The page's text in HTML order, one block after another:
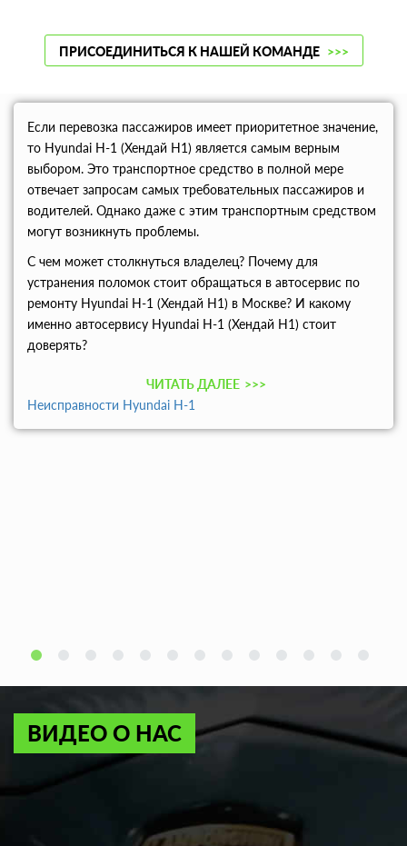
ПРИСОЕДИНИТЬСЯ К НАШЕЙ КОМАНДЕ >>>
Если перевозка пассажиров имеет приоритетное значение,
то Hyundai H-1 (Хендай Н1) является самым верным
выбором. Это транспортное средство в полной мере
отвечает запросам самых требовательных пассажиров и
водителей. Однако даже с этим транспортным средством
могут возникнуть проблемы.
С чем может столкнуться владелец? Почему для
устранения поломок стоит обращаться в автосервис по
ремонту Hyundai H-1 (Хендай Н1) в Москве? И какому
именно автосервису Hyundai H-1 (Хендай Н1) стоит
доверять?
ЧИТАТЬ ДАЛЕЕ >>>
Неисправности Hyundai H-1
ВИДЕО О НАС